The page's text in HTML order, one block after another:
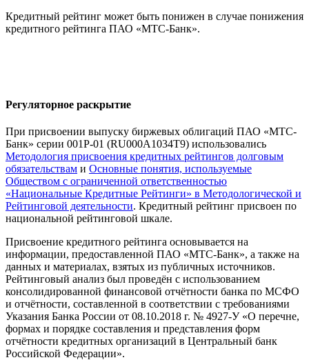
Кредитный рейтинг может быть понижен в случае понижения
кредитного рейтинга ПАО «МТС-Банк».
Регуляторное раскрытие
При присвоении выпуску биржевых облигаций ПАО «МТС-
Банк» серии 001P-01 (RU000A1034T9) использовались
Методология присвоения кредитных рейтингов долговым
обязательствам и Основные понятия, используемые
Обществом с ограниченной ответственностью
«Национальные Кредитные Рейтинги» в Методологической и
Рейтинговой деятельности. Кредитный рейтинг присвоен по
национальной рейтинговой шкале.
Присвоение кредитного рейтинга основывается на
информации, предоставленной ПАО «МТС-Банк», а также на
данных и материалах, взятых из публичных источников.
Рейтинговый анализ был проведён с использованием
консолидированной финансовой отчётности банка по МСФО
и отчётности, составленной в соответствии с требованиями
Указания Банка России от 08.10.2018 г. № 4927-У «О перечне,
формах и порядке составления и представления форм
отчётности кредитных организаций в Центральный банк
Российской Федерации».